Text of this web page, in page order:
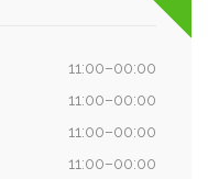
11:00–00:00
11:00–00:00
11:00–00:00
11:00–00:00